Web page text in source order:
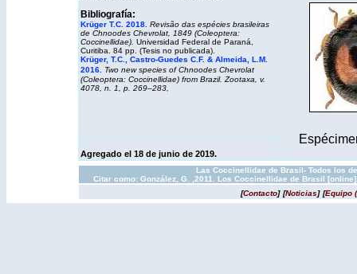
Bibliografía:
Krüger T.C. 2018. Revisão das espécies brasileiras
de Chnoodes Chevrolat, 1849 (Coleoptera:
Coccinellidae). Universidad Federal de Paraná,
Curitiba. 84 pp. (Tesis no publicada).
Krüger, T.C., Castro-Guedes C.F. & Almeida, L.M.
2016.
Two new species of Chnoodes Chevrolat
(Coleoptera: Coccinellidae) from Brazil. Zootaxa, v.
4078, n. 1, p. 269–283,
Agregado el 18 de junio de 2019.
Las Coccinellidae de Brasil- Todos los
Citar como: González, G. ,2011. Los Coccinellidae de Brasil
[Contacto] [Noticias] [Equipo